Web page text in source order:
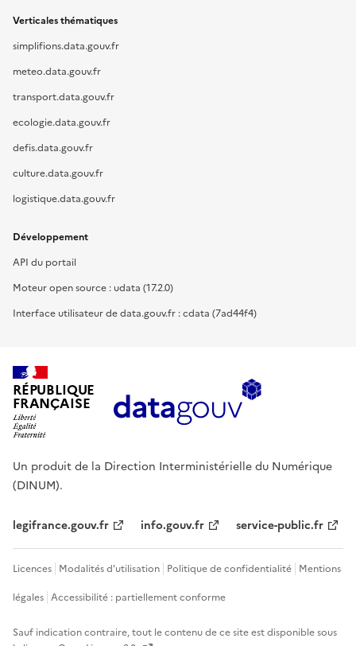
Verticales thématiques
simplifions.data.gouv.fr
meteo.data.gouv.fr
transport.data.gouv.fr
ecologie.data.gouv.fr
defis.data.gouv.fr
culture.data.gouv.fr
logistique.data.gouv.fr
Développement
API du portail
Moteur open source : udata (17.2.0)
Interface utilisateur de data.gouv.fr : cdata (7ad44f4)
RÉPUBLIQUE
FRANÇAISE
Un produit de la Direction Interministérielle du Numérique
(DINUM).
legifrance.gouv.fr info.gouv.fr service-public.fr
Licences Modalités d'utilisation Politique de confidentialité Mentions
légales Accessibilité : partiellement conforme
Sauf indication contraire, tout le contenu de ce site est disponible sous